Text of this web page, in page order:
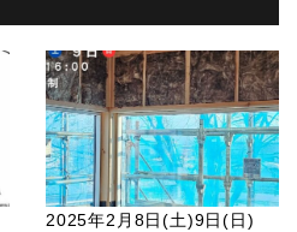
2025年2月8日(土)9日(日)